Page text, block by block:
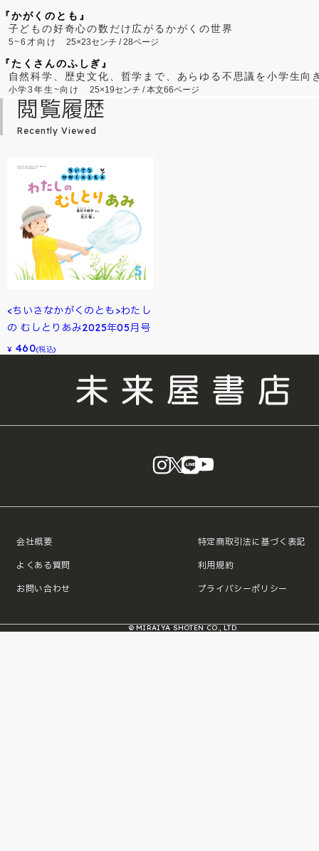
『かがくのとも』
子どもの好奇心の数だけ広がるかがくの世界
5~6才向け25×23センチ / 28ページ
『たくさんのふしぎ』
自然科学、歴史文化、哲学まで、あらゆる不思議を小学生向
小学3年生~向け 25×19センチ / 本文66ページ
閲覧履歴
Recently Viewed
<ちいさなかがくのとも>わたし
の むしとりあみ2025年05月号
¥ 460(税込)
instagram
X LINE
会社概要
よくある質問
お問い合わせ
特定商取引法に基づく表記
利用規約
プライバシーポリシー
© MIRAIYA SHOTEN CO., LTD.